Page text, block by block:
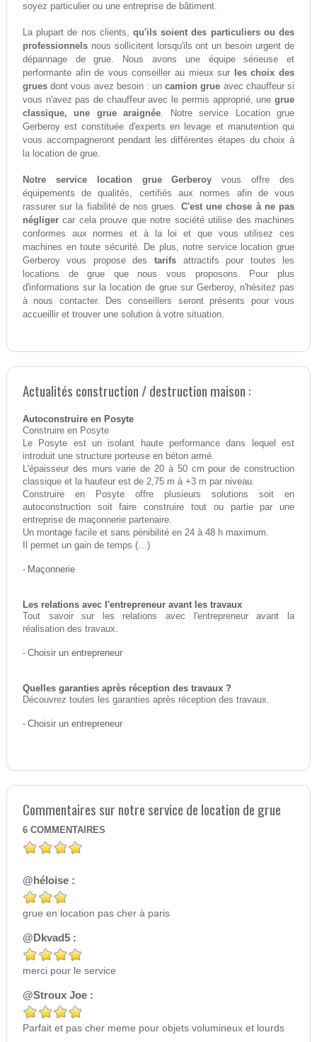
soyez particulier ou une entreprise de bâtiment.
La plupart de nos clients, qu'ils soient des particuliers ou des
professionnelsnous sollicitent lorsqu'ils ont un besoin urgent de
dépannage de grue. Nous avons une équipe sérieuse et
performante afin de vous conseiller au mieux sur
les choix des
gruesdont vous avez besoin : uncamion grue avec chauffeur si
vous n'avez pas de chauffeur avec le permis approprié, unegrue
classique, une grue araignée. Notre service Location grue
Gerberoy est constituée d'experts en levage et manutention qui
vous accompagneront pendant les différentes étapes du choix à
la location de grue.
Notre service location grue Gerberoy vous offre des
équipements de qualités, certifiés aux normes afin de vous
rassurer sur la fiabilité de nos grues. C'est une chose à ne pas
négligercar cela prouve que notre société utilise des machines
conformes aux normes et à la loi et que vous utilisez ces
machines en toute sécurité. De plus, notre service location grue
Gerberoy vous propose des tarifs attractifs pour toutes les
locations de grue que nous vous proposons. Pour plus
d'informations sur la location de grue sur Gerberoy, n'hésitez pas
à nous contacter. Des conseillers seront présents pour vous
accueillir et trouver une solution à votre situation.
Actualités construction / destruction maison :
Autoconstruire en Posyte
Construire en Posyte
Le Posyte est un isolant haute performance dans lequel est
introduit une structure porteuse en béton armé.
L'épaisseur des murs varie de 20 à 50 cm pour de construction
classique et la hauteur est de 2,75 m à +3 m par niveau.
Construire en Posyte offre plusieurs solutions soit en
autoconstruction soit faire construire tout ou partie par une
entreprise de maçonnerie partenaire.
Un montage facile et sans pénibilité en 24 à 48 h maximum.
Il permet un gain de temps (…)
- Maçonnerie
Les relations avec l'entrepreneur avant les travaux
Tout savoir sur les relations avec l'entrepreneur avant la
réalisation des travaux.
- Choisir un entrepreneur
Quelles garanties après réception des travaux ?
Découvrez toutes les garanties après réception des travaux.
- Choisir un entrepreneur
Commentaires sur notre service de location de grue
6 COMMENTAIRES
@héloise :
grue en location pas cher à paris
@Dkvad5 :
merci pour le service
@Stroux Joe :
Parfait et pas cher meme pour objets volumineux et lourds